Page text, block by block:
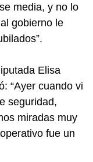
media, y no lo
gobierno le
Elisa
“Ayer cuando vi
seguridad,
miradas muy
fue un